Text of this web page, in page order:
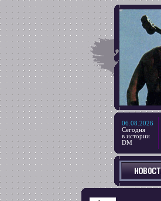
06.08.2026
Сегодня
в истории
DM